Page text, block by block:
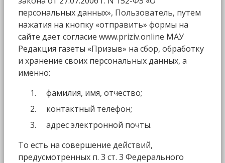
персональных данных», Пользователь, путем
нажатия на кнопку «отправить» формы на
сайте дает согласие www.priziv.online МАУ
Редакция газеты «Призыв» на сбор, обработку
и хранение своих персональных данных, а
именно:
фамилия, имя, отчество;
контактный телефон;
адрес электронной почты.
То есть на совершение действий,
предусмотренных п. 3 ст. 3 Федерального